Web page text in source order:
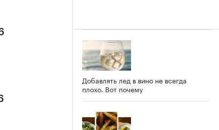
Добавлять лед в вино не всегда
плохо. Вот почему